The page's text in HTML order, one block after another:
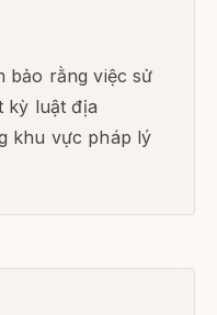
bảo rằng việc sử
kỳ luật địa
khu vực pháp lý